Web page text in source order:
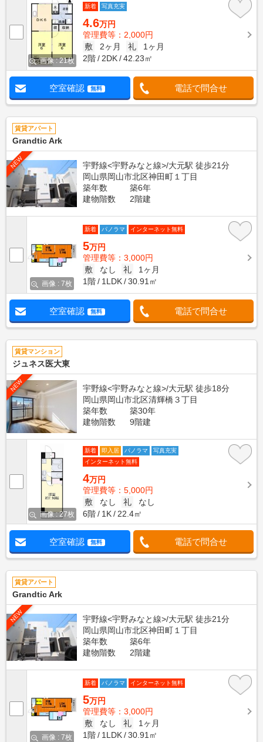
画像 : 21枚
新着 写真充実
4.6万円
管理費等：2,000円
敷
2ヶ月 礼
1ヶ月
2階
2DK 42.23㎡
空室確認 無料 電話で問合せ
賃貸アパート
Grandtic Ark
NEW
宇野線<宇野みなと線>/大元駅 徒歩21分
岡山県岡山市北区神田町１丁目
築年数
築6年
建物階数
2階建
画像 : 7枚
新着 パノラマ インターネット無料
5万円
管理費等：3,000円
敷
なし 礼
1ヶ月
1階
1LDK 30.91㎡
空室確認 無料 電話で問合せ
賃貸マンション
ジュネス医大東
NEW
宇野線<宇野みなと線>/大元駅 徒歩18分
岡山県岡山市北区清輝橋３丁目
築年数
築30年
建物階数
9階建
画像 : 27枚
新着 即入居 パノラマ
写真充実
インターネット無料
4万円
管理費等：5,000円
敷
なし 礼
なし
6階
1K 22.4㎡
空室確認 無料 電話で問合せ
賃貸アパート
Grandtic Ark
NEW
宇野線<宇野みなと線>/大元駅 徒歩21分
岡山県岡山市北区神田町１丁目
築年数
築6年
建物階数
2階建
画像 : 7枚
新着 パノラマ インターネット無料
5万円
管理費等：3,000円
敷
なし 礼
1ヶ月
1階
1LDK 30.91㎡